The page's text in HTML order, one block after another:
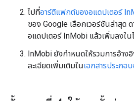
ไปที่อาร์ติแฟกต์ของอแดปเตอร์
ของ Google เลือกเวอร์ชันล่าสุด
อแดปเตอร์ InMobi แล้วเพิ่มลงใน
InMobi ยังกำหนดให้รวมการอ้าง
ละเอียดเพิ่มเติมในเอกสารประกอ